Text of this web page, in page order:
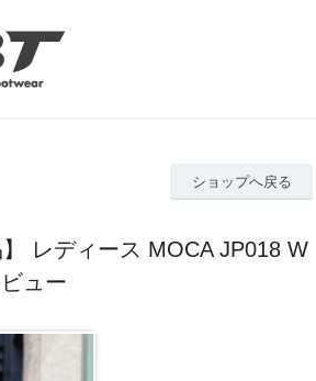
ショップへ戻る
レディース MOCA JP018 W
ュー